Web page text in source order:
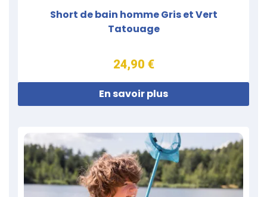
Short de bain homme Gris et Vert
Tatouage
24,90 €
En savoir plus